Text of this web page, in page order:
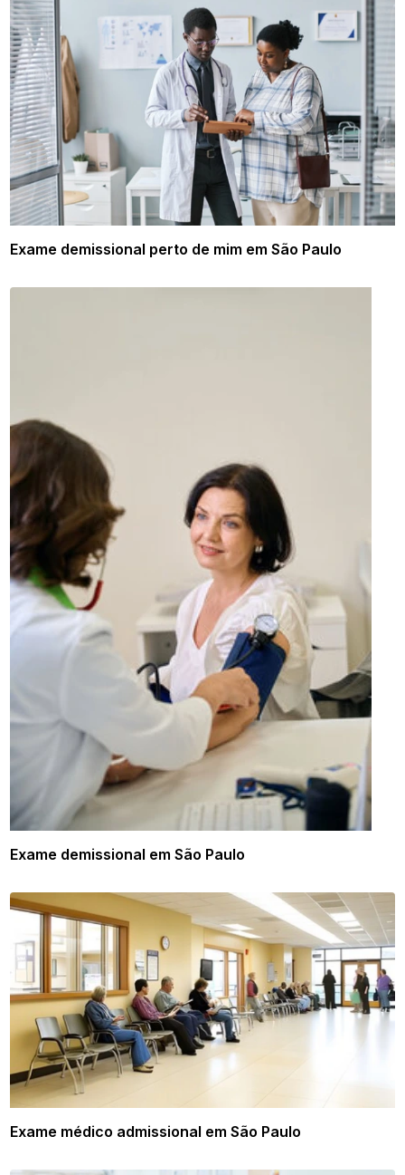
Exame demissional perto de mim em São Paulo
Exame demissional em São Paulo
Exame médico admissional em São Paulo